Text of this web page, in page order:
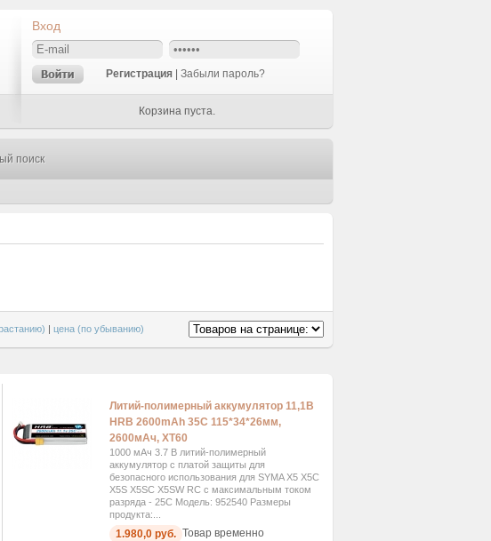
Вход
Регистрация Забыли пароль?
Корзина пуста.
поиск
| цена (по убыванию)
Литий-полимерный аккумулятор 11,1В
HRB 2600mAh 35C 115*34*26мм,
2600мАч, XT60
1000 мАч 3.7 В литий-полимерный
аккумулятор с платой защиты для
безопасного использования для SYMA X5 X5C
X5S X5SC X5SW RC с максимальным током
разряда - 25С Модель: 952540 Размеры
продукта:...
1.980,0 руб. Товар временно